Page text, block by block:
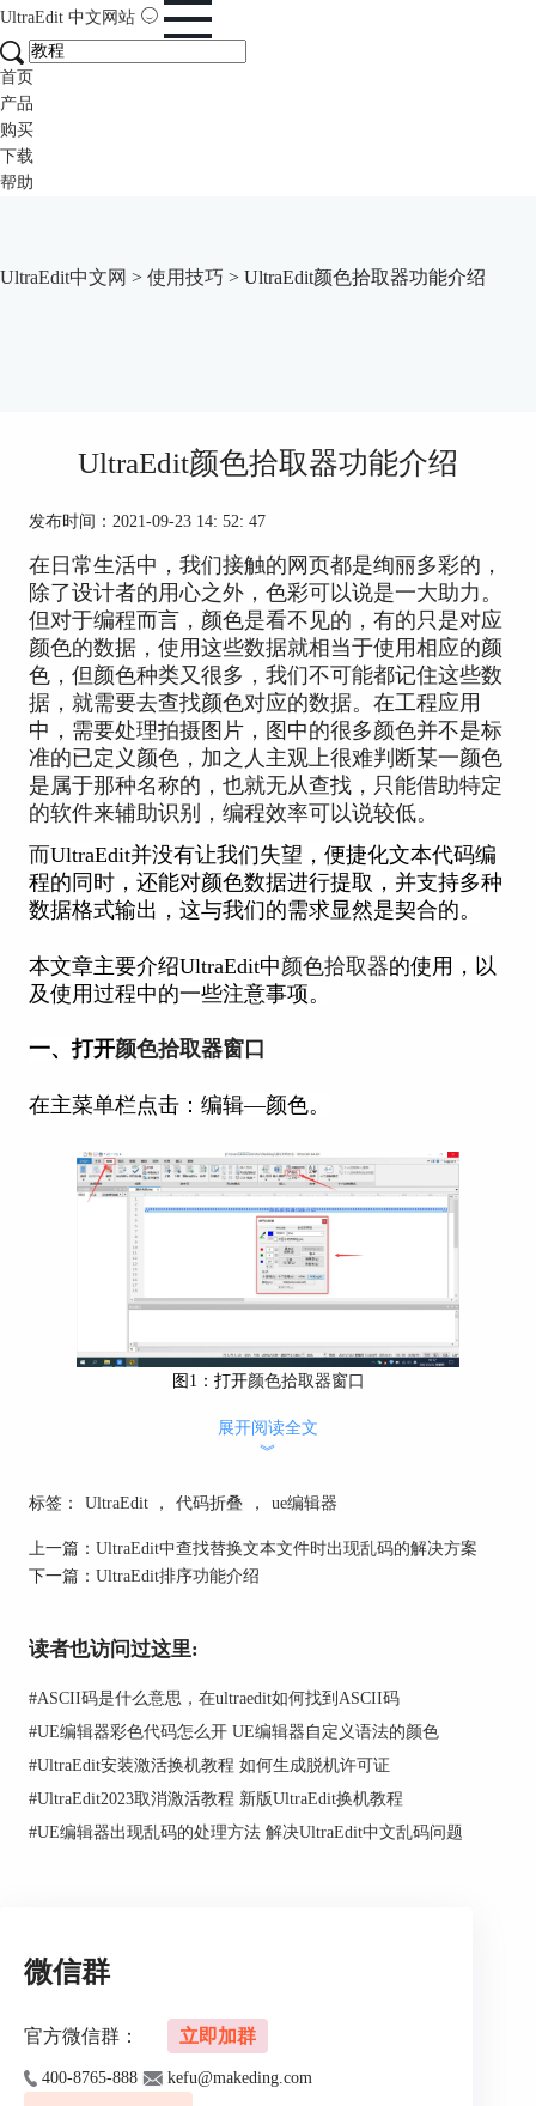
UltraEdit 中文网站
首页
产品
购买
下载
帮助
UltraEdit中文网 > 使用技巧 > UltraEdit颜色拾取器功能介绍
UltraEdit颜色拾取器功能介绍
发布时间：2021-09-23 14: 52: 47
在日常生活中，我们接触的网页都是绚丽多彩的，
除了设计者的用心之外，色彩可以说是一大助力。
但对于编程而言，颜色是看不见的，有的只是对应
颜色的数据，使用这些数据就相当于使用相应的颜
色，但颜色种类又很多，我们不可能都记住这些数
据，就需要去查找颜色对应的数据。在工程应用
中，需要处理拍摄图片，图中的很多颜色并不是标
准的已定义颜色，加之人主观上很难判断某一颜色
是属于那种名称的，也就无从查找，只能借助特定
的软件来辅助识别，编程效率可以说较低。
而UltraEdit并没有让我们失望，便捷化文本代码编
程的同时，还能对颜色数据进行提取，并支持多种
数据格式输出，这与我们的需求显然是契合的。
本文章主要介绍UltraEdit中颜色拾取器的使用，以
及使用过程中的一些注意事项。
一、打开颜色拾取器窗口
在主菜单栏点击：编辑—颜色。
图1：打开颜色拾取器窗口
颜色拾取器功能介绍
UltraEdit总共提供140种标准颜色，涵盖很全。
在选取颜色后（这里以选取蓝色为例），可以看到
颜色拾取器窗口中的一些数据发生改变，这些便是
用。如图3中，1和2处分别为蓝色的三原色数据，
便于查看和分析。3处是主要的数据格式，便于使
用。
展开阅读全文
︾
标签： UltraEdit ， 代码折叠 ， ue编辑器
上一篇： UltraEdit中查找替换文本文件时出现乱码的解决方案
下一篇： UltraEdit排序功能介绍
读者也访问过这里:
#ASCII码是什么意思，在ultraedit如何找到ASCII码
#UE编辑器彩色代码怎么开 UE编辑器自定义语法的颜色
#UltraEdit安装激活换机教程 如何生成脱机许可证
#UltraEdit2023取消激活教程 新版UltraEdit换机教程
#UE编辑器出现乱码的处理方法 解决UltraEdit中文乱码问题
微信群
官方微信群： 立即加群
400-8765-888 kefu@makeding.com